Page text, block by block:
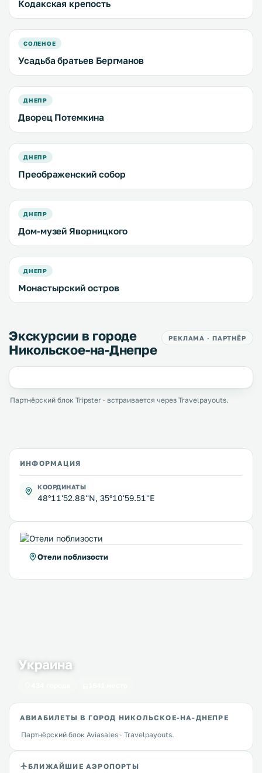
Кодакская крепость
СОЛЕНОЕ
Усадьба братьев Бергманов
ДНЕПР
Дворец Потемкина
ДНЕПР
Преображенский собор
ДНЕПР
Дом-музей Яворницкого
ДНЕПР
Монастырский остров
Экскурсии в городе
Никольское-на-Днепре
РЕКЛАМА · ПАРТНЁР
Партнёрский блок Tripster · встраивается через Travelpayouts.
ИНФОРМАЦИЯ
КООРДИНАТЫ
48°11'52.88''N, 35°10'59.51''E
Отели поблизости
Украина
АВИАБИЛЕТЫ В ГОРОД НИКОЛЬСКОЕ-НА-ДНЕПРЕ
Партнёрский блок Aviasales · Travelpayouts.
БЛИЖАЙШИЕ АЭРОПОРТЫ